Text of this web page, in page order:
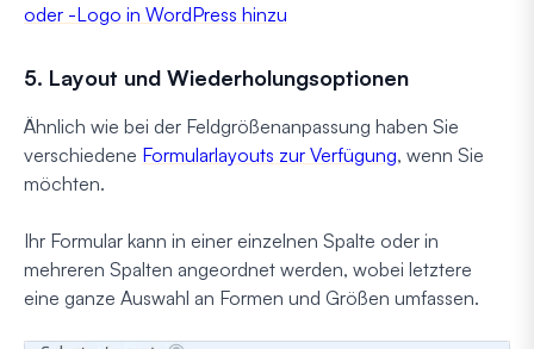
oder -Logo in WordPress hinzu
5. Layout und Wiederholungsoptionen
Ähnlich wie bei der Feldgrößenanpassung haben Sie
verschiedene Formularlayouts zur Verfügung, wenn Sie
möchten.
Ihr Formular kann in einer einzelnen Spalte oder in
mehreren Spalten angeordnet werden, wobei letztere
eine ganze Auswahl an Formen und Größen umfassen.